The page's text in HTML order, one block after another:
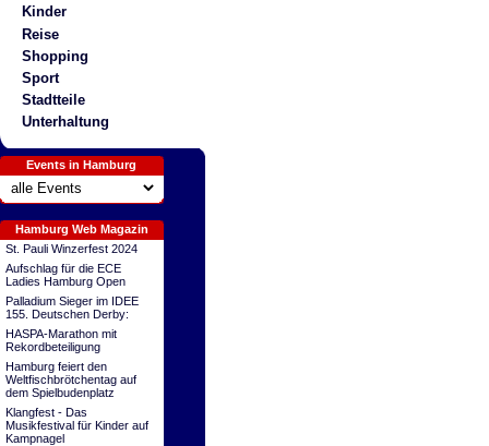
Kinder
Reise
Shopping
Sport
Stadtteile
Unterhaltung
Events in Hamburg
Hamburg Web Magazin
St. Pauli Winzerfest 2024
Aufschlag für die ECE
Ladies Hamburg Open
Palladium Sieger im IDEE
155. Deutschen Derby:
HASPA-Marathon mit
Rekordbeteiligung
Hamburg feiert den
Weltfischbrötchentag auf
dem Spielbudenplatz
Klangfest - Das
Musikfestival für Kinder auf
Kampnagel